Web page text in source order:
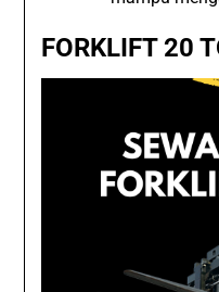
FORKLIFT 20